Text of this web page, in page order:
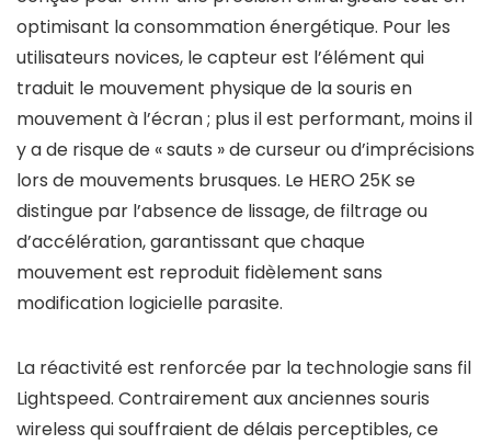
optimisant la consommation énergétique. Pour les
utilisateurs novices, le capteur est l’élément qui
traduit le mouvement physique de la souris en
mouvement à l’écran ; plus il est performant, moins il
y a de risque de « sauts » de curseur ou d’imprécisions
lors de mouvements brusques. Le HERO 25K se
distingue par l’absence de lissage, de filtrage ou
d’accélération, garantissant que chaque
mouvement est reproduit fidèlement sans
modification logicielle parasite.
La réactivité est renforcée par la technologie sans fil
Lightspeed. Contrairement aux anciennes souris
wireless qui souffraient de délais perceptibles, ce